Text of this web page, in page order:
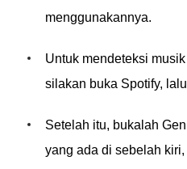
menggunakannya.
Untuk mendeteksi
silakan buka Spotify,
Setelah itu, bukalah
yang ada di sebelah